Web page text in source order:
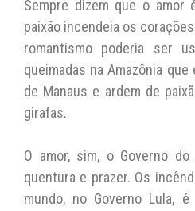
A
p
p
b
o
o
k
Li
n
k
Sempre dizem que o amor
paixão incendeia os
romantismo poderia ser
queimadas na Amazônia
de Manaus e ardem de
girafas.
O amor, sim, o Governo
quentura e prazer. Os
mundo, no Governo Lula,